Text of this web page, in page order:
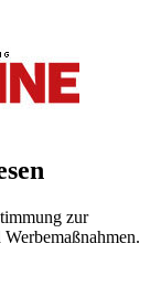
zur